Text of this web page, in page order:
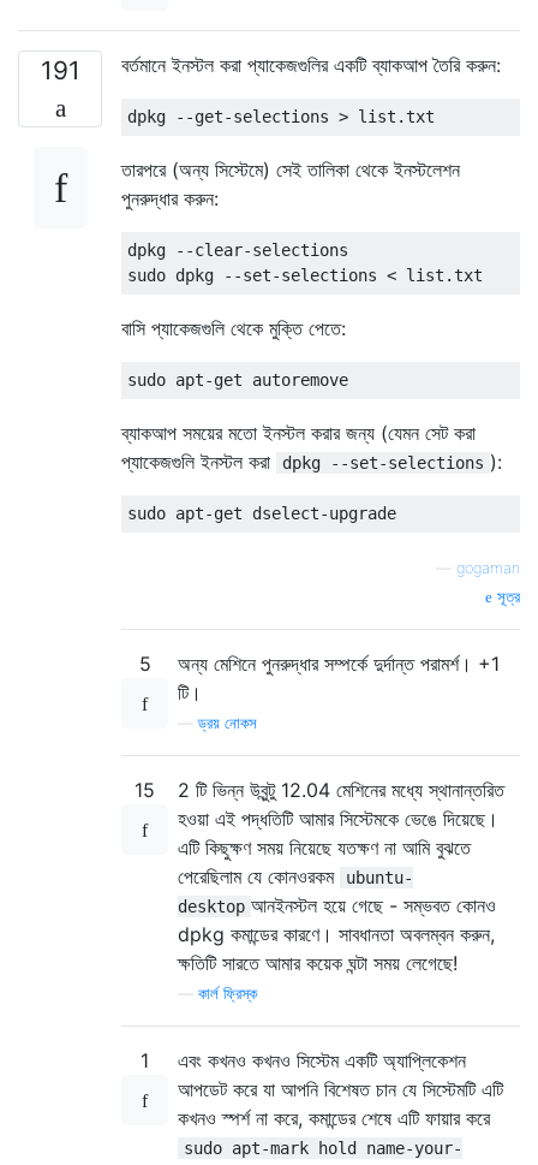
191 বর্তমানে ইনস্টল করা প্যাকেজগুলির একটি ব্যাকআপ তৈরি করুন:
তারপরে (অন্য সিস্টেমে) সেই তালিকা থেকে ইনস্টলেশন
পুনরুদ্ধার করুন:
dpkg --clear-selections
বাসি প্যাকেজগুলি থেকে মুক্তি পেতে:
ব্যাকআপ সময়ের মতো ইনস্টল করার জন্য (যেমন সেট করা
প্যাকেজগুলি ইনস্টল করা
dpkg --set-selections ):
gogaman
সূত্র
5
অন্য মেশিনে পুনরুদ্ধার সম্পর্কে দুর্দান্ত পরামর্শ। +1
টি।
—ড্রয় নোকস
15
2 টি ভিন্ন উবুন্টু 12.04 মেশিনের মধ্যে স্থানান্তরিত
হওয়া এই পদ্ধতিটি আমার সিস্টেমকে ভেঙে দিয়েছে।
এটি কিছুক্ষণ সময় নিয়েছে যতক্ষণ না আমি বুঝতে
পেরেছিলাম যে কোনওরকম
ubuntu-
desktop আনইনস্টল হয়ে গেছে - সম্ভবত কোনও
dpkg কমান্ডের কারণে। সাবধানতা অবলম্বন করুন,
ক্ষতিটি সারতে আমার কয়েক ঘন্টা সময় লেগেছে!
কার্ল ফ্রিস্ক
1
এবং কখনও কখনও সিস্টেম একটি অ্যাপ্লিকেশন
আপডেট করে যা আপনি বিশেষত চান যে সিস্টেমটি এটি
কখনও স্পর্শ না করে, কমান্ডের শেষে এটি ফায়ার করে
sudo apt-mark hold name-your-